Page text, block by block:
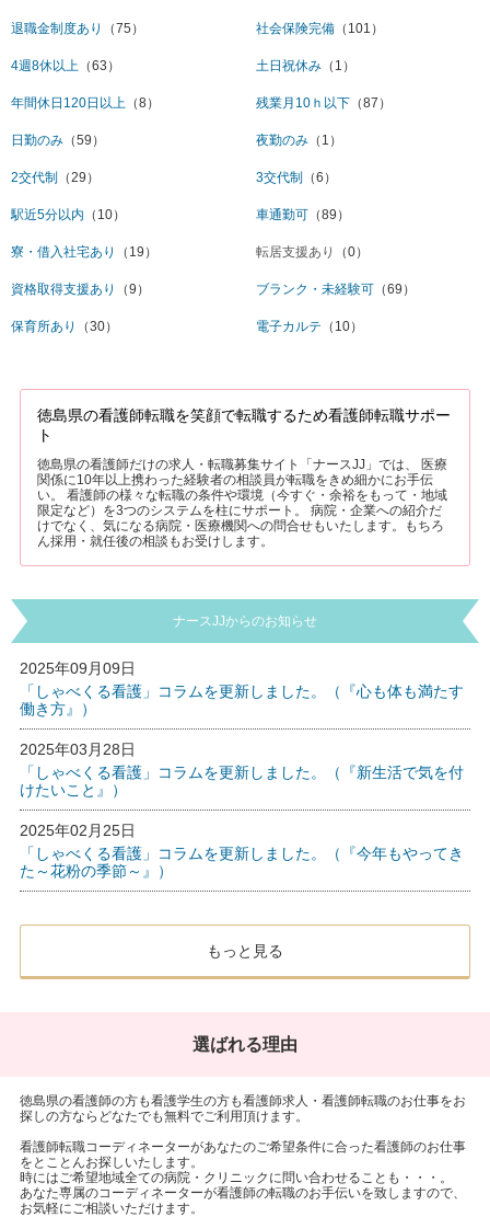
退職金制度あり （75） 社会保険完備 （101）
4週8休以上 （63） 土日祝休み （1）
年間休日120日以上 （8） 残業月10ｈ以下 （87）
日勤のみ （59） 夜勤のみ （1）
2交代制 （29） 3交代制 （6）
駅近5分以内 （10） 車通勤可 （89）
寮・借入社宅あり （19） 転居支援あり （0）
資格取得支援あり （9） ブランク・未経験可 （69）
保育所あり （30） 電子カルテ （10）
徳島県の看護師転職を笑顔で転職するため看護師転職サポー
ト
徳島県の看護師だけの求人・転職募集サイト「ナースJJ」では、 医療
関係に10年以上携わった経験者の相談員が転職をきめ細かにお手伝
い。 看護師の様々な転職の条件や環境（今すぐ・余裕をもって・地域
限定など）を3つのシステムを柱にサポート。 病院・企業への紹介だ
けでなく、気になる病院・医療機関への問合せもいたします。もちろ
ん採用・就任後の相談もお受けします。
ナースJJからのお知らせ
2025年09月09日
「しゃべくる看護」コラムを更新しました。（『心も体も満たす
働き方』）
2025年03月28日
「しゃべくる看護」コラムを更新しました。（『新生活で気を付
けたいこと』）
2025年02月25日
「しゃべくる看護」コラムを更新しました。（『今年もやってき
た～花粉の季節～』）
もっと見る
選ばれる理由
徳島県の看護師の方も看護学生の方も看護師求人・看護師転職のお仕事をお
探しの方ならどなたでも無料でご利用頂けます。
看護師転職コーディネーターがあなたのご希望条件に合った看護師のお仕事
をとことんお探しいたします。
時にはご希望地域全ての病院・クリニックに問い合わせることも・・・。
あなた専属のコーディネーターが看護師の転職のお手伝いを致しますので、
お気軽にご相談いただけます。